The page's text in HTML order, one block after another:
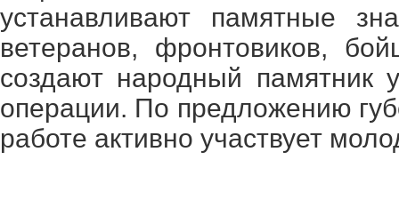
устанавливают памятные
ветеранов, фронтовиков,
создают народный памятник
операции. По предложению
работе активно участвует